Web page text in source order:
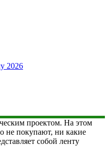
2026
проектом. На этом
не покупают, ни какие
собой ленту